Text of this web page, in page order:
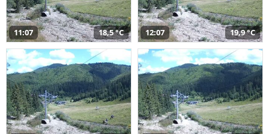
11:07 18,5 °C 12:07 19,9 °C